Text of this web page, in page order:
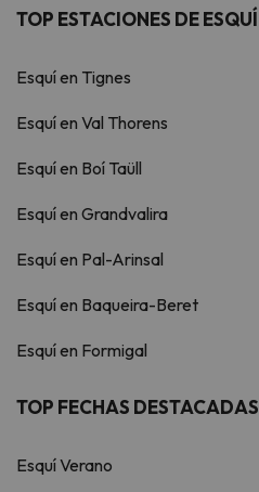
TOP ESTACIONES DE ESQUÍ
Esquí en Tignes
Esquí en Val Thorens
Esquí en Boí Taüll
Esquí en Grandvalira
Esquí en Pal-Arinsal
Esquí en Baqueira-Beret
Esquí en Formigal
TOP FECHAS DESTACADAS
Esquí Verano